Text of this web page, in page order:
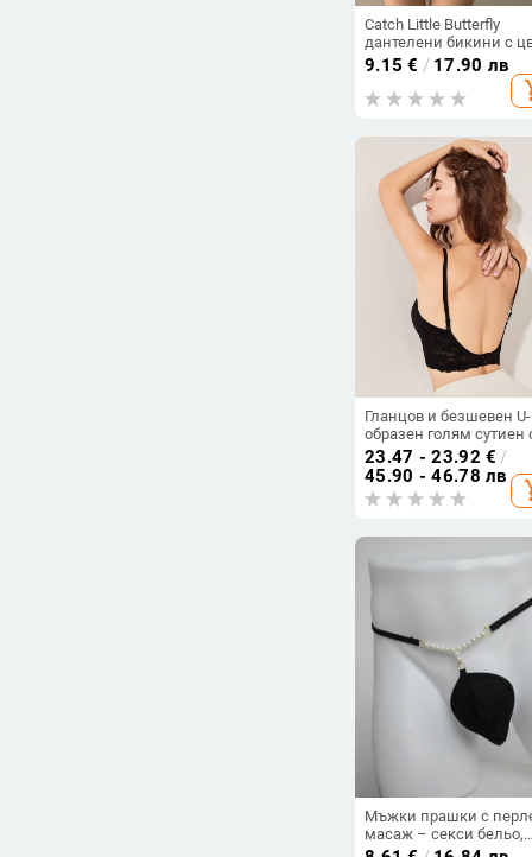
Catch Little Butterfly
дантелени бикини с
и мрежа, секси
презрамки, ниска
9.15 € / 17.90 лв
Гланцов и безшевен U-
образен голям сутиен
гол гръб, секси бельо с
повдигащ ефект,
дантелен невидим
90CD 95CD
23.47 - 23.92 € /
45.90 - 46.78 лв
Мъжки прашки с
масаж – секси бельо,
полиестер